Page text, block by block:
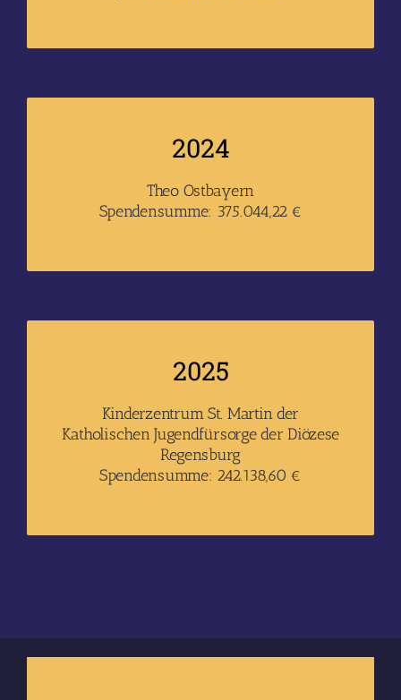
2024
Theo Ostbayern
Spendensumme: 375.044,22 €
2025
Kinderzentrum St. Martin der
Katholischen Jugendfürsorge der Diözese
Regensburg
Spendensumme: 242.138,60 €